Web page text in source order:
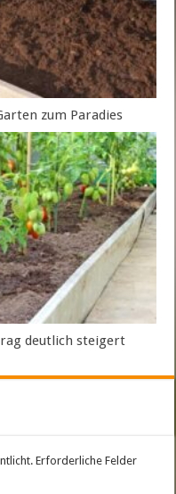
zum Paradies
deutlich steigert
Erforderliche Felder